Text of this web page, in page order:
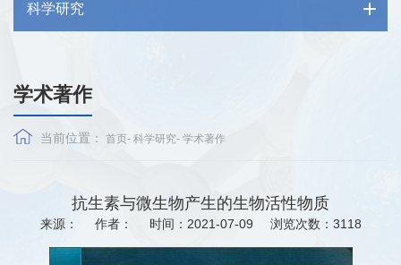
科学研究
学术著作
当前位置： 首页- 科学研究- 学术著作
抗生素与微生物产生的生物活性物质
来源： 作者： 时间：2021-07-09 浏览次数： 3118